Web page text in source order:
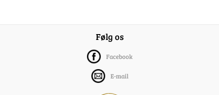
Følg os
Facebook
E-mail